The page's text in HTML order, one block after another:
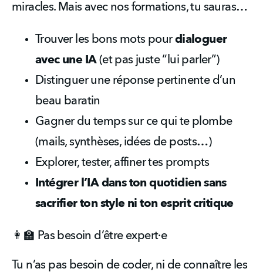
miracles. Mais avec nos formations, tu sauras…
Trouver les bons mots pour dialoguer
avec une IA (et pas juste “lui parler”)
Distinguer une réponse pertinente d’un
beau baratin
Gagner du temps sur ce qui te plombe
(mails, synthèses, idées de posts…)
Explorer, tester, affiner tes prompts
Intégrer l’IA dans ton quotidien sans
sacrifier ton style ni ton esprit critique
👩‍🏫 Pas besoin d’être expert·e
Tu n’as pas besoin de coder, ni de connaître les